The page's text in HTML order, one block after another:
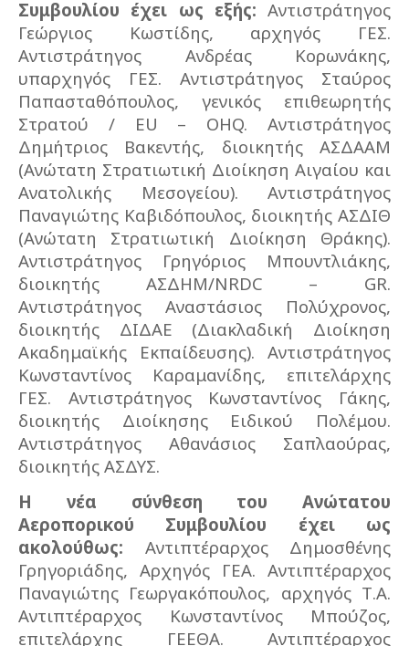
Συμβουλίου έχει ως εξής: Αντιστράτηγος
Γεώργιος Κωστίδης, αρχηγός ΓΕΣ.
Αντιστράτηγος Ανδρέας Κορωνάκης,
υπαρχηγός ΓΕΣ. Αντιστράτηγος Σταύρος
Παπασταθόπουλος, γενικός επιθεωρητής
Στρατού / EU – OHQ. Αντιστράτηγος
Δημήτριος Βακεντής, διοικητής ΑΣΔΑΑΜ
(Ανώτατη Στρατιωτική Διοίκηση Αιγαίου και
Ανατολικής Μεσογείου). Αντιστράτηγος
Παναγιώτης Καβιδόπουλος, διοικητής ΑΣΔΙΘ
(Ανώτατη Στρατιωτική Διοίκηση Θράκης).
Αντιστράτηγος Γρηγόριος Μπουντλιάκης,
διοικητής ΑΣΔΗΜ/NRDC – GR.
Αντιστράτηγος Αναστάσιος Πολύχρονος,
διοικητής ΔΙΔΑΕ (Διακλαδική Διοίκηση
Ακαδημαϊκής Εκπαίδευσης). Αντιστράτηγος
Κωνσταντίνος Καραμανίδης, επιτελάρχης
ΓΕΣ. Αντιστράτηγος Κωνσταντίνος Γάκης,
διοικητής Διοίκησης Ειδικού Πολέμου.
Αντιστράτηγος Αθανάσιος Σαπλαούρας,
διοικητής ΑΣΔΥΣ.
Η νέα σύνθεση του Ανώτατου
Αεροπορικού Συμβουλίου έχει ως
ακολούθως: Αντιπτέραρχος Δημοσθένης
Γρηγοριάδης, Αρχηγός ΓΕΑ. Αντιπτέραρχος
Παναγιώτης Γεωργακόπουλος, αρχηγός Τ.Α.
Αντιπτέραρχος Κωνσταντίνος Μπούζος,
επιτελάρχης ΓΕΕΘΑ. Αντιπτέραρχος